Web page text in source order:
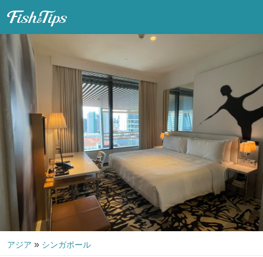
アジア » シンガポール